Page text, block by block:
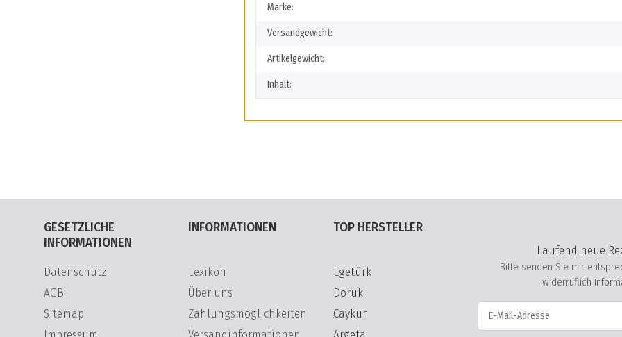
Produkteigenschaft
Wert
Marke:
Versandgewicht:
Artikelgewicht:
Inhalt:
GESETZLICHE
INFORMATIONEN
Datenschutz
AGB
Sitemap
INFORMATIONEN
Lexikon
Über uns
Zahlungsmöglichkeiten
TOP HERSTELLER
Egetürk
Doruk
Caykur
Laufend neue
Bitte senden Sie mir
widerruflich